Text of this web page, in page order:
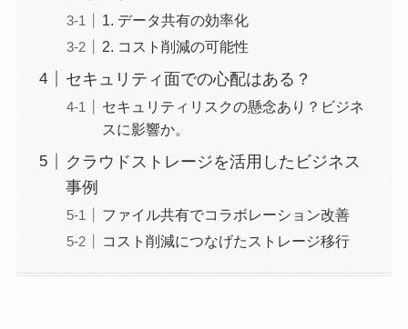
1. データ共有の効率化
2. コスト削減の可能性
セキュリティ面での心配はある？
セキュリティリスクの懸念あり？ビジネ
スに影響か。
クラウドストレージを活用したビジネス
事例
ファイル共有でコラボレーション改善
コスト削減につなげたストレージ移行